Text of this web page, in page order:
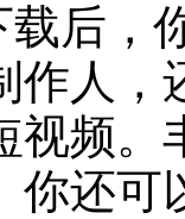
载后，
作人，
视频。
你还可